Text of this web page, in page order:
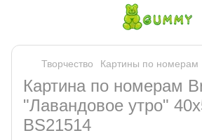
Творчество Картины по номерам
Картина по номерам
"Лавандовое утро"
BS21514